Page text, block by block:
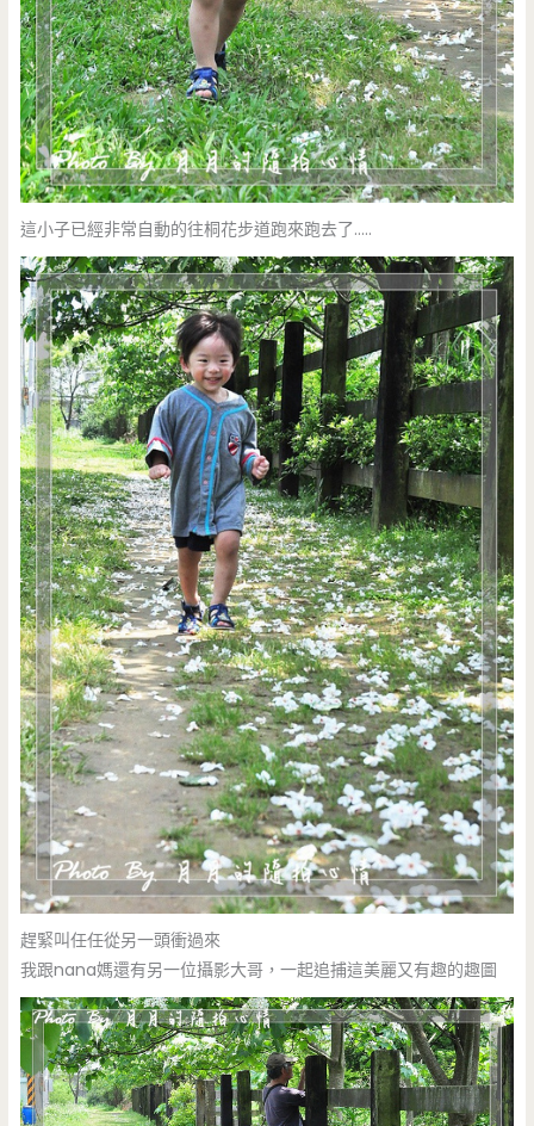
這小子已經非常自動的往桐花步道跑來跑去了…..
趕緊叫任任從另一頭衝過來
我跟nana媽還有另一位攝影大哥，一起追捕這美麗又有趣的趣圖